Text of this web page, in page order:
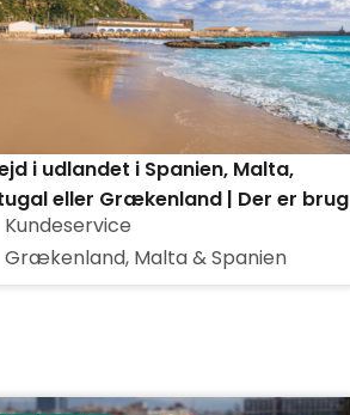
i udlandet i Spanien, Malta,
eller Grækenland | Der er brug
Kundeservice
Grækenland, Malta & Spanien